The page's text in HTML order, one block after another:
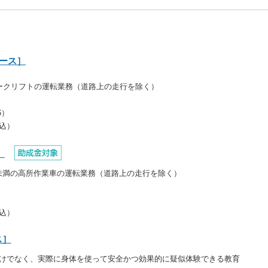
ス］
リフトの運転業務（道路上の走行を除く）
）
の高所作業車の運転業務（道路上の走行を除く）
）
でなく、実際に身体を使って安全かつ効果的に疑似体験できる教育